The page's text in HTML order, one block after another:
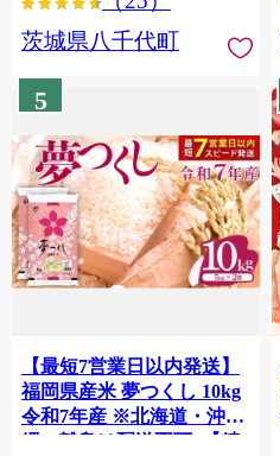
茨城県八千代町
5
【最短7営業日以内発送】
福岡県産米 夢つくし 10kg
令和7年産 ※北海道・沖
縄・離島は配送不可 |【精